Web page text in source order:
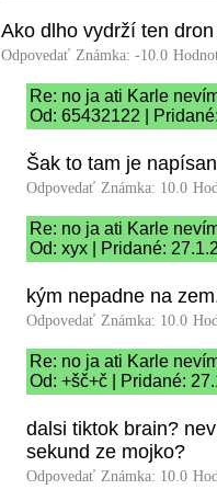
Ako dlho vydrží ten
Odpovedať Známka: -10.0
Re: no ja ati Karle
Od: 65432122 |
Šak to tam je
Odpovedať Známka: 10.0
Re: no ja ati Karle
Od: xyx | Pridané:
kým nepadne na
Odpovedať Známka: 10.0
Re: no ja ati Karle
Od: +šč+č | Pridané:
dalsi tiktok brain?
sekund ze mojko?
Odpovedať Známka: 10.0